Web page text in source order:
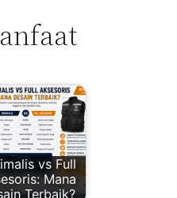
vs Full
Mana
Terbaik?